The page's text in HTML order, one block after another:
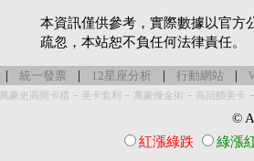
本資訊僅供參考，實際數據以官方
疏忽，本站恕不負任何法律責任。
| 統一發票 | 12星座分析 | 行動網站 |
萬豪史高開卡禮 - 美卡套利 - 萬豪煉金術 - 高回饋美卡
©
紅漲綠跌
綠漲